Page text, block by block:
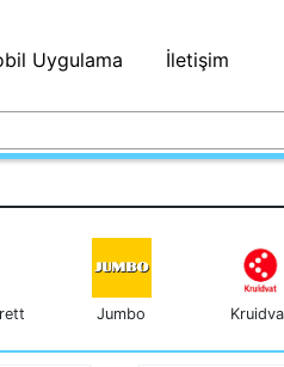
Uygulama İletişim
Jumbo